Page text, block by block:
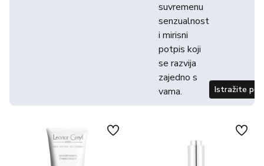
suvremenu
senzualnost
i mirisni
potpis koji
se razvija
zajedno s
vama.
Istražite